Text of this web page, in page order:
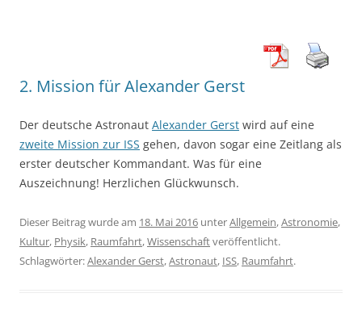
2. Mission für Alexander Gerst
Der deutsche Astronaut Alexander Gerst wird auf eine
zweite Mission zur ISS gehen, davon sogar eine Zeitlang als
erster deutscher Kommandant. Was für eine
Auszeichnung! Herzlichen Glückwunsch.
Dieser Beitrag wurde am 18. Mai 2016 unterAllgemein,Astronomie,
Kultur, Physik, Raumfahrt,Wissenschaftveröffentlicht.
Schlagwörter:Alexander Gerst,Astronaut, ISS, Raumfahrt.